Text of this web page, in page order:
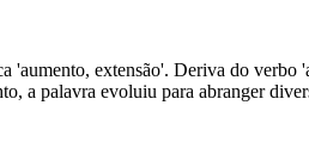
extensão'. Deriva do
a palavra evoluiu para abranger